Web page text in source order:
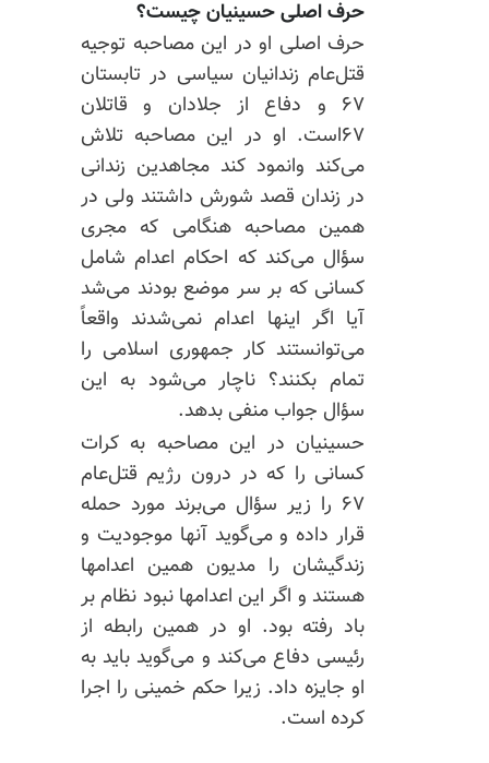
حرف اصلی حسینیان چیست؟
حرف اصلی او در این مصاحبه توجیه
قتل‌عام زندانیان سیاسی در تابستان
۶۷ و دفاع از جلادان و قاتلان
۶۷است. او در این مصاحبه تلاش
می‌کند وانمود کند مجاهدین زندانی
در زندان قصد شورش داشتند ولی در
همین مصاحبه هنگامی که مجری
سؤال می‌کند که احکام اعدام شامل
کسانی که بر سر موضع بودند می‌شد
آیا اگر اینها اعدام نمی‌شدند واقعاً
می‌توانستند کار جمهوری اسلامی را
تمام بکنند؟ ناچار می‌شود به این
سؤال جواب منفی بدهد.
حسینیان در این مصاحبه به کرات
کسانی را که در درون رژیم قتل‌عام
۶۷ را زیر سؤال می‌برند مورد حمله
قرار داده و می‌گوید آنها موجودیت و
زندگیشان را مدیون همین اعدامها
هستند و اگر این اعدامها نبود نظام بر
باد رفته بود. او در همین رابطه از
رئیسی دفاع می‌کند و می‌گوید باید به
او جایزه داد. زیرا حکم خمینی را اجرا
کرده است.